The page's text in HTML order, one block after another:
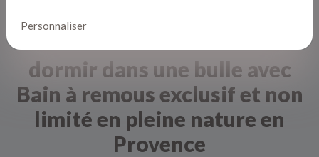
dormir dans une bulle avec
Bain à remous exclusif et non
limité en pleine nature en
Provence
Personnaliser